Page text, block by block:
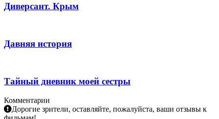
Диверсант. Крым
Давняя история
Тайный дневник моей сестры
Комментарии
Дорогие зрители, оставляйте, пожалуйста, ваши отзывы к